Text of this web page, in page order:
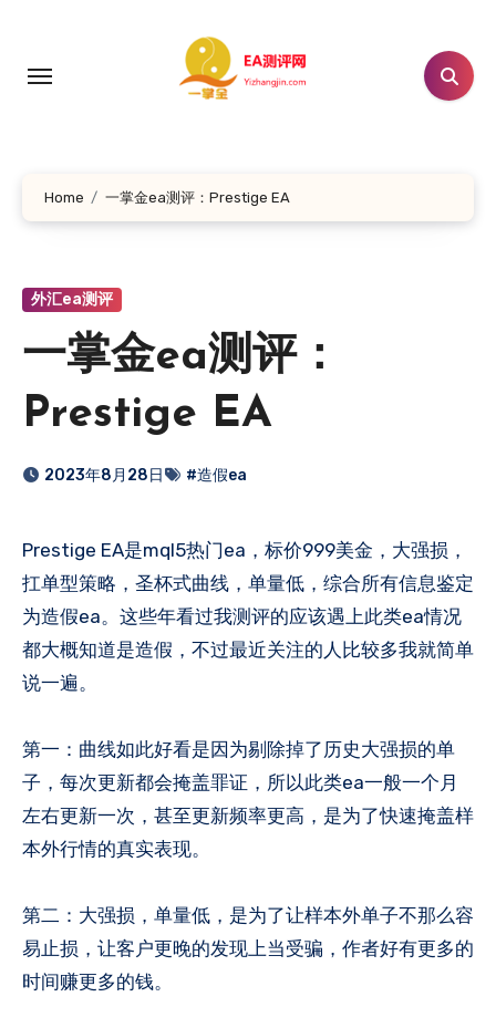
Home 一掌金ea测评：Prestige EA
外汇ea测评
一掌金ea测评：
Prestige EA
2023年8月28日 #造假ea
Prestige EA是mql5热门ea，标价999美金，大强损，
扛单型策略，圣杯式曲线，单量低，综合所有信息鉴定
为造假ea​。这些年看过我测评的应该遇上此类ea情况
都大概知道是造假，不过最近关注的人比较多我就简单
说一遍。
​第一：曲线如此好看是因为剔除掉了历史大强损的单
子，每次更新都会掩盖罪证，所以此类ea一般一个月
左右更新一次，甚至更新频率更高，是为了快速掩盖样
本外行情的真实表现。
第二​：大强损，单量低，是为了让样本外单子不那么容
易止损，让客户更晚的发现上当受骗，作者好有更多的
时间赚更多的钱。